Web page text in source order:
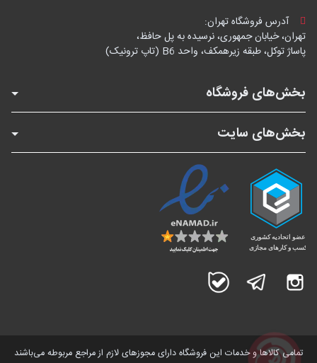
آدرس فروشگاه تهران:
تهران، خیابان جمهوری، نرسیده به پل حافظ،
پاساژ توکل، طبقه زیرهمکف، واحد B6 (تاپ ترونیک)
بخش‌های فروشگاه
بخش‌های سایت
اینستاگرام تلگرام
تمامی کالاها و خدمات این فروشگاه دارای مجوز‌های لازم از مراجع مربوطه می‌باشند